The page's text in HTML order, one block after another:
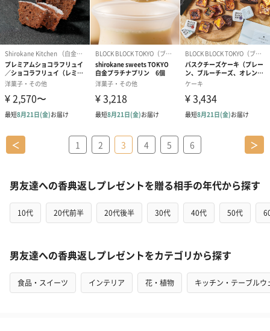
＜ 1 2 3 4 5 6 ＞
男友達への香典返しプレゼントを贈る相手の年代から探す
10代 20代前半 20代後半 30代 40代 50代
男友達への香典返しプレゼントをカテゴリから探す
食品・スイーツ インテリア 花・植物 キッチン・テーブルウ